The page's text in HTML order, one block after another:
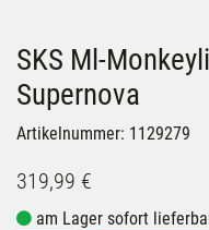
SKS Ml-
Supernova
Artikelnummer: 1129279
319,99 €
am Lager sofort